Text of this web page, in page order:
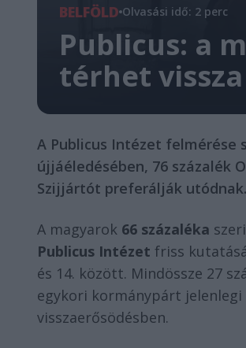
BELFÖLD Olvasási idő: 2 perc
Publicus: a
térhet vissza
A Publicus Intézet felmérése
újjáéledésében, 76 százalék
Szijjártót preferálják utódnak.
A magyarok 66 százaléka
Publicus Intézet friss
és 14. között. Mindössze 27
egykori kormánypárt
visszaerősödésben.